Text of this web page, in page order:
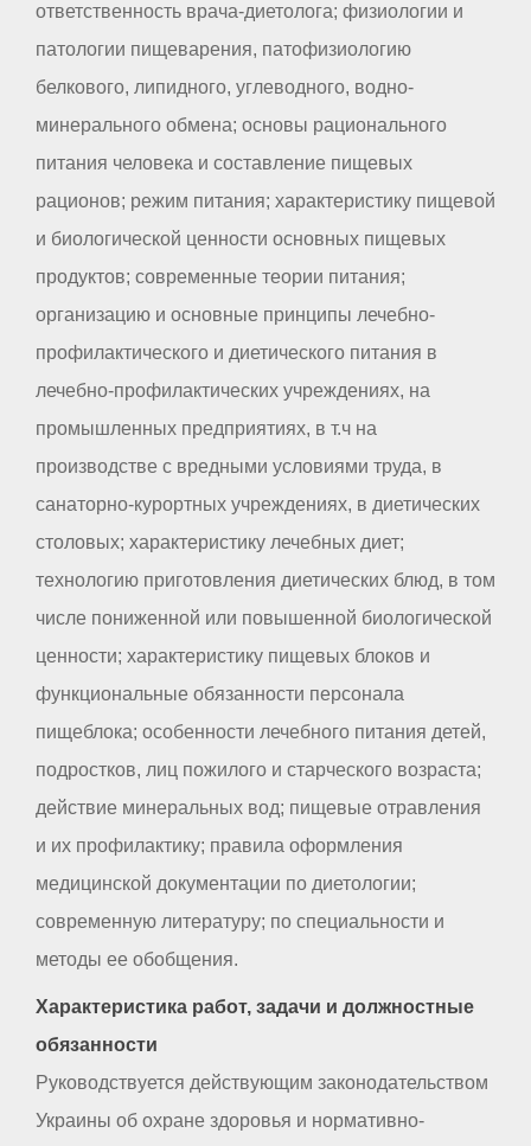
ответственность врача-диетолога; физиологии и
патологии пищеварения, патофизиологию
белкового, липидного, углеводного, водно-
минерального обмена; основы рационального
питания человека и составление пищевых
рационов; режим питания; характеристику пищевой
и биологической ценности основных пищевых
продуктов; современные теории питания;
организацию и основные принципы лечебно-
профилактического и диетического питания в
лечебно-профилактических учреждениях, на
промышленных предприятиях, в т.ч на
производстве с вредными условиями труда, в
санаторно-курортных учреждениях, в диетических
столовых; характеристику лечебных диет;
технологию приготовления диетических блюд, в том
числе пониженной или повышенной биологической
ценности; характеристику пищевых блоков и
функциональные обязанности персонала
пищеблока; особенности лечебного питания детей,
подростков, лиц пожилого и старческого возраста;
действие минеральных вод; пищевые отравления
и их профилактику; правила оформления
медицинской документации по диетологии;
современную литературу; по специальности и
методы ее обобщения.
Характеристика работ, задачи и должностные
обязанности
Руководствуется действующим законодательством
Украины об охране здоровья и нормативно-